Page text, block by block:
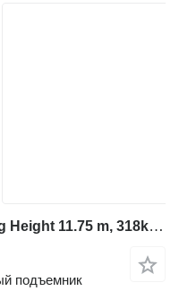
Genie GS3246 Electric, Working Height 11.75 m, 318kg Cap
подъемник